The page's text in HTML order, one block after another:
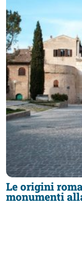
Le origini
monumenti